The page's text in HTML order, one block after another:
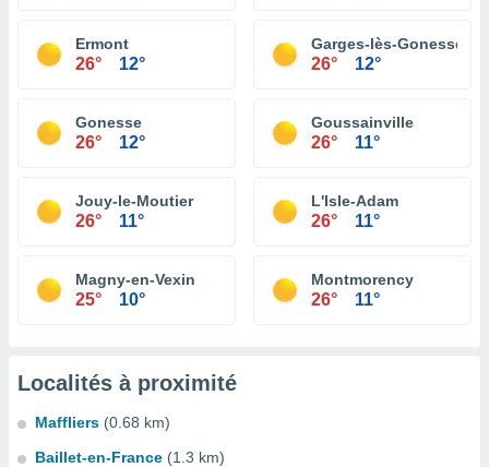
Ermont
26° 12°
Garges-lès-Gonesse
26° 12°
Gonesse
26° 12°
Goussainville
26° 11°
Jouy-le-Moutier
26° 11°
L'Isle-Adam
26° 11°
Magny-en-Vexin
25° 10°
Montmorency
26° 11°
Localités à proximité
Maffliers (0.68 km)
Baillet-en-France (1.3 km)